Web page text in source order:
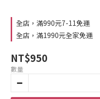
全店，滿990元7-11免運
全店，滿1990元全家免運
NT$950
數量